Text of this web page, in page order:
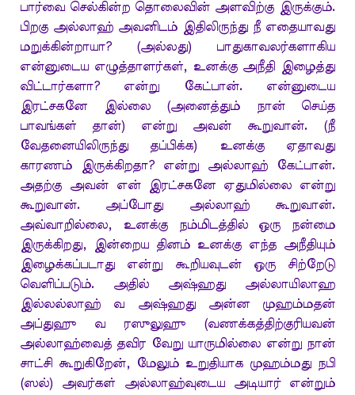
பார்வை செல்கின்ற தொலைவின் அளவிற்கு இருக்கும்.
பிறகு அல்லாஹ் அவனிடம் இதிலிருந்து நீ எதையாவது
மறுக்கின்றாயா? (அல்லது) பாதுகாவலர்களாகிய
என்னுடைய எழுத்தாளர்கள், உனக்கு அநீதி இழைத்து
விட்டார்களா? என்று கேட்பான். என்னுடைய
இரட்சகனே இல்லை (அனைத்தும் நான் செய்த
பாவங்கள் தான்) என்று அவன் கூறுவான். (நீ
வேதனையிலிருந்து தப்பிக்க) உனக்கு ஏதாவது
காரணம் இருக்கிறதா? என்று அல்லாஹ் கேட்பான்.
அதற்கு அவன் என் இரட்சகனே ஏதுமில்லை என்று
கூறுவான். அப்போது அல்லாஹ் கூறுவான்.
அவ்வாறில்லை, உனக்கு நம்மிடத்தில் ஒரு நன்மை
இருக்கிறது, இன்றைய தினம் உனக்கு எந்த அநீதியும்
இழைக்கப்படாது என்று கூறியவுடன் ஒரு சிற்றேடு
வெளிப்படும். அதில் அஷ்ஹது அல்லாயிலாஹ
இல்லல்லாஹ் வ அஷ்ஹது அன்ன முஹம்மதன்
அப்துஹு வ ரஸுலுஹு (வணக்கத்திற்குரியவன்
அல்லாஹ்வைத் தவிர வேறு யாருமில்லை என்று நான்
சாட்சி கூறுகிறேன், மேலும் உறுதியாக முஹம்மது நபி
(ஸல்) அவர்கள் அல்லாஹ்வுடைய அடியார் என்றும்